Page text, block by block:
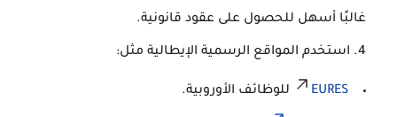
غالبًا أسهل للحصول على عقود قانونية.
استخدم المواقع الرسمية الإيطالية مثل:
EURES للوظائف الأوروبية.